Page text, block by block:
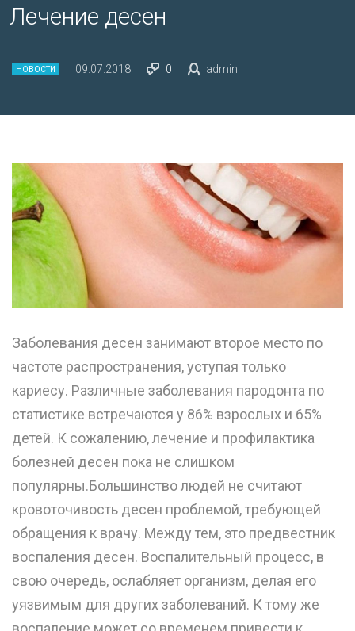
Лечение десен
НОВОСТИ 09.07.2018 0 admin
Заболевания десен занимают второе место по
частоте распространения, уступая только
кариесу. Различные заболевания пародонта по
статистике встречаются у 86% взрослых и 65%
детей. К сожалению, лечение и профилактика
болезней десен пока не слишком
популярны.Большинство людей не считают
кровоточивость десен проблемой, требующей
обращения к врачу. Между тем, это предвестник
воспаления десен. Воспалительный процесс, в
свою очередь, ослабляет организм, делая его
уязвимым для других заболеваний. К тому же